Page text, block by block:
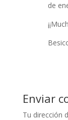
de
Enviar
Tu dirección